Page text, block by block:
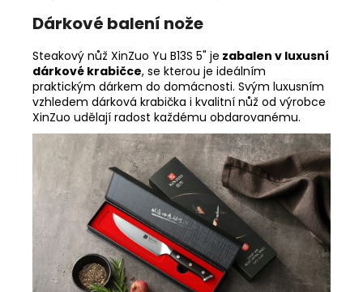
Dárkové balení nože
Steakový nůž XinZuo Yu B13S 5" je zabalen v luxusní
dárkové krabičce, se kterou je ideálním
praktickým dárkem do domácnosti. Svým luxusním
vzhledem dárková krabička i kvalitní nůž od výrobce
XinZuo udělají radost každému obdarovanému.